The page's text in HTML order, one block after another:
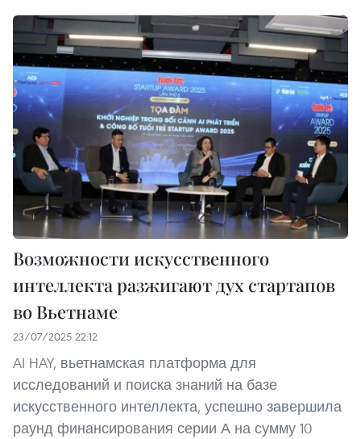
Возможности искусственного
интеллекта разжигают дух стартапов
во Вьетнаме
23/07/2025 22:12
AI HAY, вьетнамская платформа для
исследований и поиска знаний на базе
искусственного интеллекта, успешно завершила
раунд финансирования серии А на сумму 10